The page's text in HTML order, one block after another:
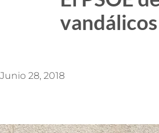
Junio 28, 2018